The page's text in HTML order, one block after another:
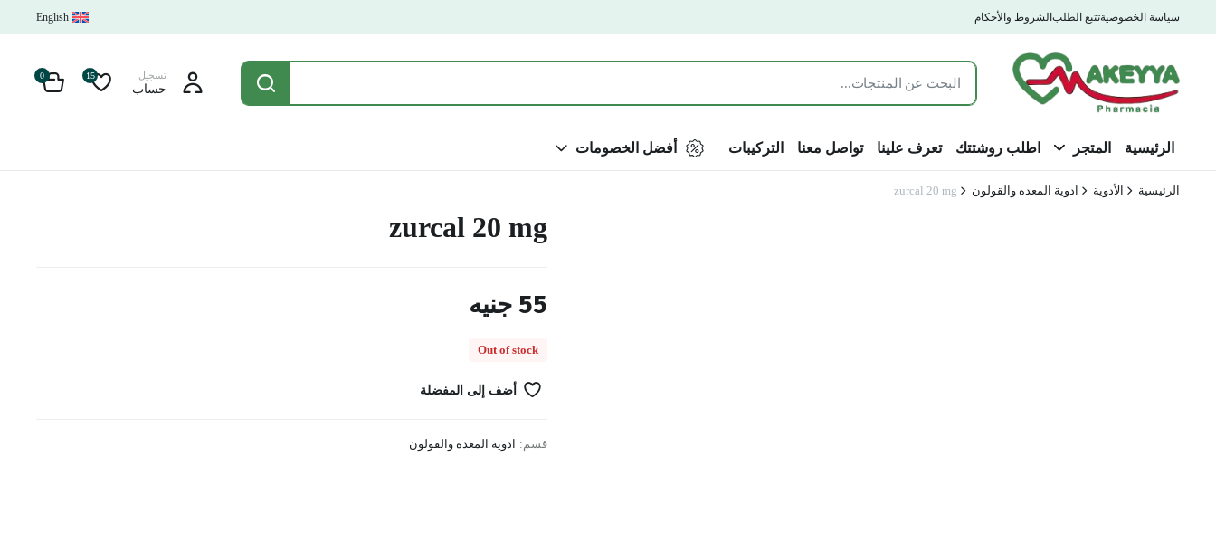
سياسة الخصوصيةتتبع الطلب الشروط والأحكام English
تسجيل
حساب
15
0
الرئيسية المتجر اطلب روشتتك تعرف علينا تواصل معنا التركيبات أفضل الخصومات
الرئيسية الأدوية ادوية المعده والقولون zurcal 20 mg
zurcal 20 mg
55 جنيه
Out of stock
أضف إلى المفضلة
قسم: ادوية المعده والقولون